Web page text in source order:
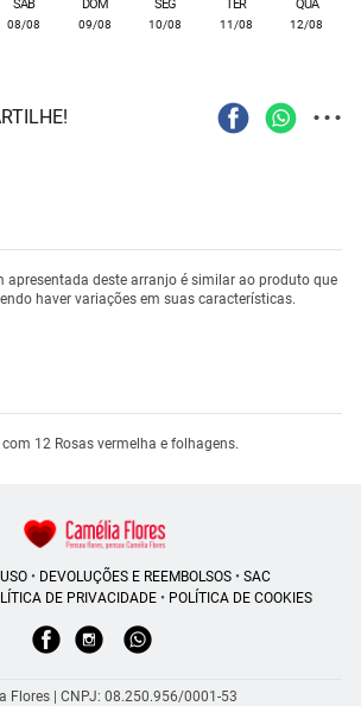
SÁB
08/08
DOM
09/08
SEG
10/08
TER
11/08
QUA
12/08
...
apresentada deste arranjo é similar ao produto que
haver variações em suas características.
12 Rosas vermelha e folhagens.
• DEVOLUÇÕES E REEMBOLSOS• SAC
DE PRIVACIDADE• POLÍTICA DE COOKIES
Flores | CNPJ: 08.250.956/0001-53